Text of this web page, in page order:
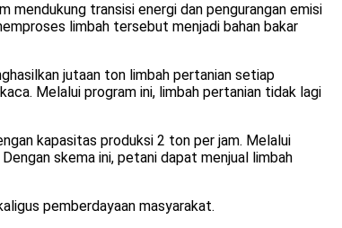
mendukung transisi energi dan pengurangan emisi
limbah tersebut menjadi bahan bakar
jutaan ton limbah pertanian setiap
Melalui program ini, limbah pertanian tidak lagi
kapasitas produksi 2 ton per jam. Melalui
skema ini, petani dapat menjual limbah
pemberdayaan masyarakat.